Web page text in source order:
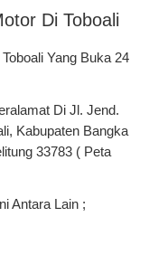
Di Toboali
Yang Buka 24
Di Jl. Jend.
Kabupaten Bangka
33783 ( Peta
Antara Lain ;